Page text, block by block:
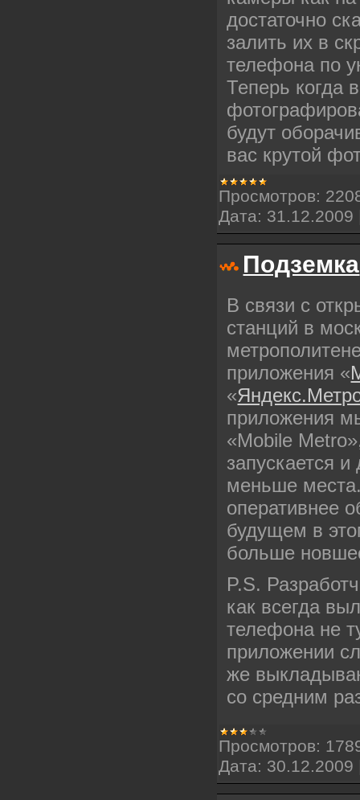
достаточно
залить их в
телефона по
Теперь когда
будут
вас крутой
Просмотров:
Дата: 31.12.2009
Подземка
В связи с
станций в
приложения «
«
приложения
«Mobile
запускается
меньше
оперативнее
будущем в
больше
P.S.
как всегда
телефона не
приложении
же
со средним
Просмотров:
Дата: 30.12.2009